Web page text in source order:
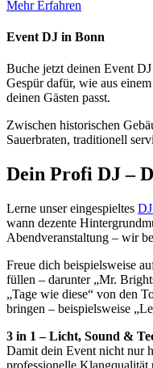
Mehr Erfahren
Event DJ in Bonn
Buche jetzt deinen Event
Gespür dafür, wie aus
deinen Gästen passt.
Zwischen historischen
Sauerbraten, traditionell
Dein Profi DJ –
Lerne unser eingespieltes
wann dezente
Abendveranstaltung – wir
Freue dich beispielsweise
füllen – darunter „Mr.
„Tage wie diese“ von den
bringen – beispielsweise
3 in 1 – Licht, Sound &
Damit dein Event nicht nur
professionelle Klangqualität